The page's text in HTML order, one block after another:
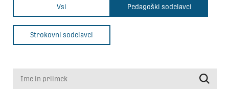
Vsi Pedagoški sodelavci
Strokovni sodelavci